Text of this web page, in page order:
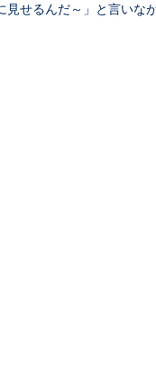
せるんだ～」と言いな